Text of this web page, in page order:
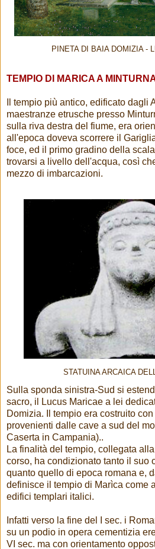
PINETA DI BAIA DOMIZIA -
TEMPIO DI MARICA A
Il tempio più antico, edificato dagli
maestranze etrusche presso
sulla riva destra del fiume, era
all'epoca doveva scorrere il
foce, ed il primo gradino della
trovarsi a livello dell'acqua, così
mezzo di imbarcazioni.
STATUINA ARCAICA
Sulla sponda sinistra-Sud si
sacro, il Lucus Maricae a lei
Domizia. Il tempio era costruito
provenienti dalle cave a sud del
Caserta in Campania)..
La finalità del tempio, collegata
corso, ha condizionato tanto il suo
quanto quello di epoca romana e,
definisce il tempio di Marìca come
edifici templari italici.
Infatti verso la fine del I sec. i
su un podio in opera cementizia
VI sec. ma con orientamento